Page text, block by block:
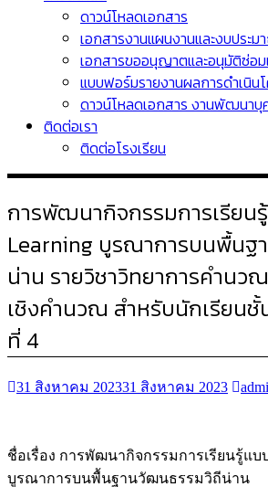
ดาวน์โหลดเอกสาร
เอกสารงานแผนงานและงบประ
เอกสารขออนุญาตและอนุมัติซ่อ
แบบฟอร์มรายงานผลการดำเนิน
ดาวน์โหลดเอกสาร งานพัฒนาบุ
ติดต่อเรา
ติดต่อโรงเรียน
การพัฒนากิจกรรมการเรียน
Learning บูรณาการบนพื้นฐ
น่าน รายวิชาวิทยาการคำนว
เชิงคำนวณ สำหรับนักเรียน
ที่ 4
31 สิงหาคม 202331 สิงหาคม 2023
ชื่อเรื่อง การพัฒนากิจกรรมการเรียนรู้แบบ
บูรณาการบนพื้นฐานวัฒนธรรมวิถีน่าน